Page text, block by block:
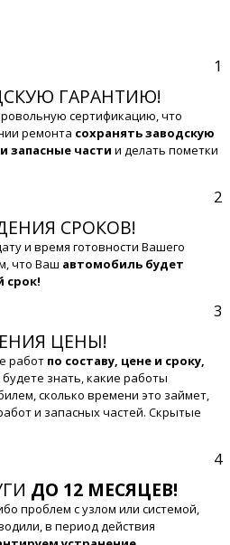
1
ГАРАНТИЮ!
сертификацию, что
ремонта сохранять заводскую
запасные части и делать пометки
2
СРОКОВ!
и время готовности Вашего
что Ваш автомобиль будет
срок!
3
ЦЕНЫ!
работ по составу, цене и сроку,
будете знать, какие работы
сколько времени это займет,
и запасных частей. Скрытые
4
ДО 12 МЕСЯЦЕВ!
проблем с узлом или системой,
в период действия